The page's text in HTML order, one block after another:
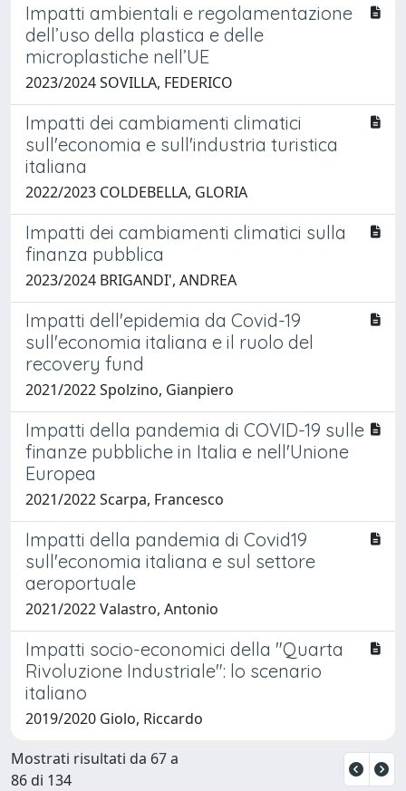
Impatti ambientali e regolamentazione
dell’uso della plastica e delle
microplastiche nell’UE
2023/2024 SOVILLA, FEDERICO
Impatti dei cambiamenti climatici
sull'economia e sull'industria turistica
italiana
2022/2023 COLDEBELLA, GLORIA
Impatti dei cambiamenti climatici sulla
finanza pubblica
2023/2024 BRIGANDI', ANDREA
Impatti dell'epidemia da Covid-19
sull'economia italiana e il ruolo del
recovery fund
2021/2022 Spolzino, Gianpiero
Impatti della pandemia di COVID-19 sulle
finanze pubbliche in Italia e nell'Unione
Europea
2021/2022 Scarpa, Francesco
Impatti della pandemia di Covid19
sull'economia italiana e sul settore
aeroportuale
2021/2022 Valastro, Antonio
Impatti socio-economici della "Quarta
Rivoluzione Industriale": lo scenario
italiano
2019/2020 Giolo, Riccardo
Mostrati risultati da 67 a
86 di 134